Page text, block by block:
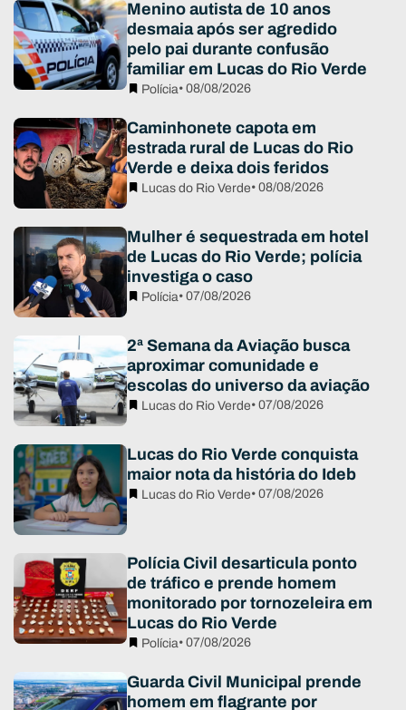
Menino autista de 10 anos
desmaia após ser agredido
pelo pai durante confusão
familiar em Lucas do Rio Verde
Polícia• 08/08/2026
Caminhonete capota em
estrada rural de Lucas do Rio
Verde e deixa dois feridos
Lucas do Rio Verde• 08/08/2026
Mulher é sequestrada em hotel
de Lucas do Rio Verde; polícia
investiga o caso
Polícia• 07/08/2026
2ª Semana da Aviação busca
aproximar comunidade e
escolas do universo da aviação
Lucas do Rio Verde• 07/08/2026
Lucas do Rio Verde conquista
maior nota da história do Ideb
Lucas do Rio Verde• 07/08/2026
Polícia Civil desarticula ponto
de tráfico e prende homem
monitorado por tornozeleira em
Lucas do Rio Verde
Polícia• 07/08/2026
Guarda Civil Municipal prende
homem em flagrante por